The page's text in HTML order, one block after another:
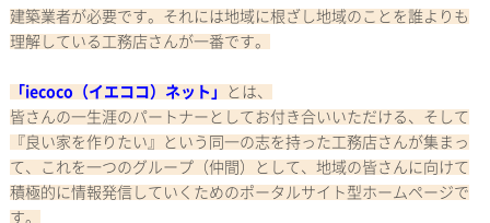
建築業者が必要です。それには地域に根ざし地域のことを誰よりも
理解している工務店さんが一番です。
「iecoco（イエココ）ネット」
とは、
皆さんの一生涯のパートナーとしてお付き合いいただける、そして
『良い家を作りたい』という同一の志を持った工務店さんが集まっ
て、これを一つのグループ（仲間）として、地域の皆さんに向けて
積極的に情報発信していくためのポータルサイト型ホームページで
す。